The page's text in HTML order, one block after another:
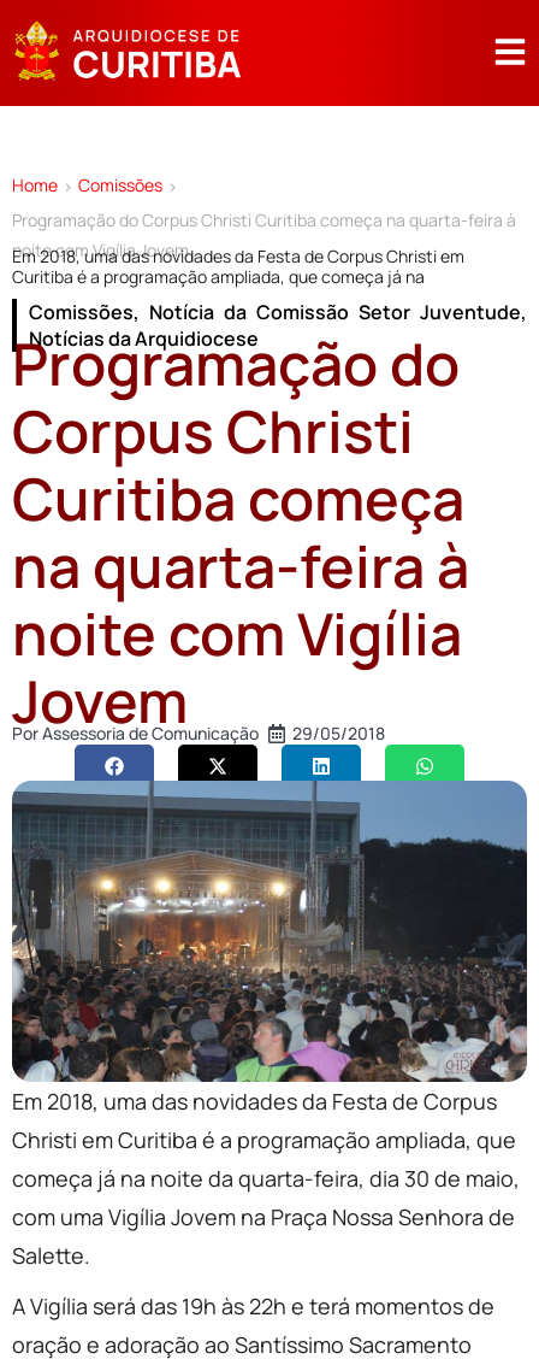
Home > Comissões >
Programação do Corpus Christi Curitiba começa na quarta-feira à
noite com Vigília Jovem
Em 2018, uma das novidades da Festa de Corpus Christi em
Curitiba é a programação ampliada, que começa já na
Comissões, Notícia da Comissão Setor Juventude,
Notícias da Arquidiocese
Programação do
Corpus Christi
Curitiba começa
na quarta-feira à
noite com Vigília
Jovem
PorAssessoria de Comunicação 29/05/2018
Em 2018, uma das novidades da Festa de Corpus
Christi em Curitiba é a programação ampliada, que
começa já na noite da quarta-feira, dia 30 de maio,
com uma Vigília Jovem na Praça Nossa Senhora de
Salette.
A Vigília será das 19h às 22h e terá momentos de
oração e adoração ao Santíssimo Sacramento